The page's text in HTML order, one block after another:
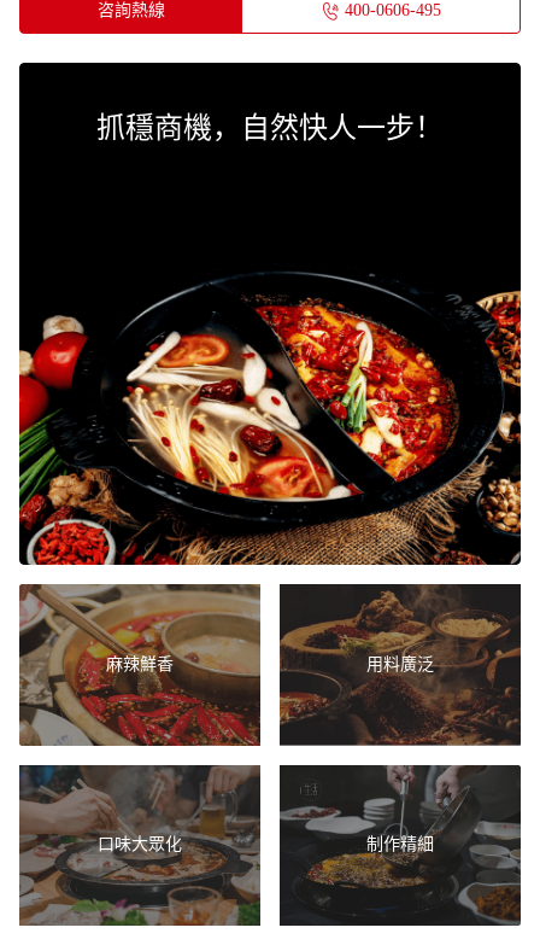
咨詢熱線 400-0606-495
抓穩商機，自然快人一步！
麻辣鮮香 用料廣泛
口味大眾化 制作精細